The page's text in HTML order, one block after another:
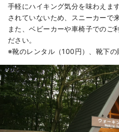
手軽にハイキング気分を味わえま
されていないため、スニーカーで
また、ベビーカーや車椅子でのご
ださい。
※靴のレンタル（100円）、靴下